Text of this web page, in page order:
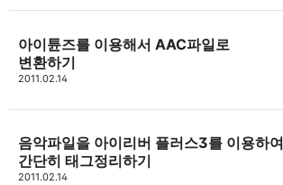
아이튠즈를 이용해서 AAC파일로
변환하기
2011.02.14
음악파일을 아이리버 플러스3를 이용하여
간단히 태그정리하기
2011.02.14